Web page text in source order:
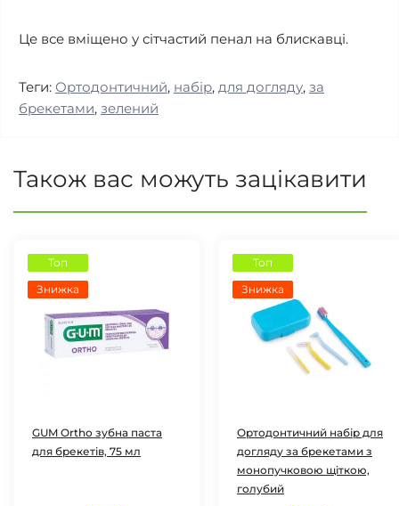
Це все вміщено у сітчастий пенал на блискавці.
Теги: Ортодонтичний, набір, для догляду, за
брекетами, зелений
Також вас можуть зацікавити
Топ
Знижка
GUM Ortho зубна паста
для брекетів, 75 мл
Топ
Знижка
Ортодонтичний набір для
догляду за брекетами з
монопучковою щіткою,
голубий